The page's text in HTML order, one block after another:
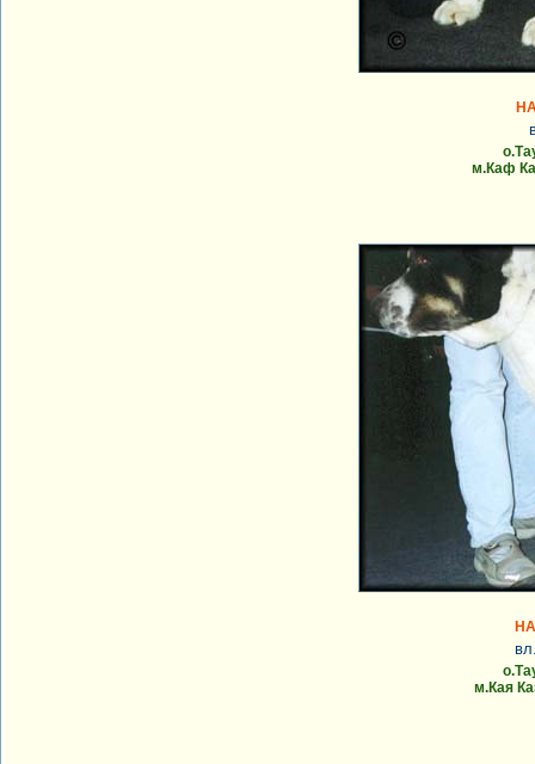
м.Каф
м.Кая